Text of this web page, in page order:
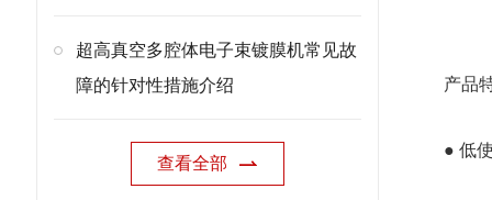
超高真空多腔体电子束镀膜机常见故
障的针对性措施介绍
查看全部
产品
● 低